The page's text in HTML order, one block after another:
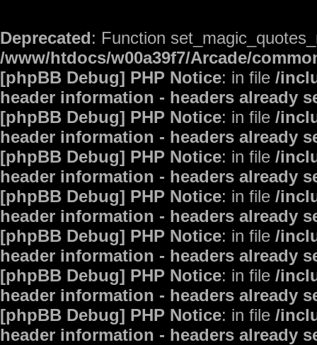
Deprecated: Function
/www/htdocs/w00a39f7/Arcade/
[phpBB Debug] PHP Notice: in file /
header information - headers already
[phpBB Debug] PHP Notice: in file /
header information - headers already
[phpBB Debug] PHP Notice: in file /
header information - headers already
[phpBB Debug] PHP Notice: in file /
header information - headers already
[phpBB Debug] PHP Notice: in file /
header information - headers already
[phpBB Debug] PHP Notice: in file /
header information - headers already
[phpBB Debug] PHP Notice: in file /
header information - headers already